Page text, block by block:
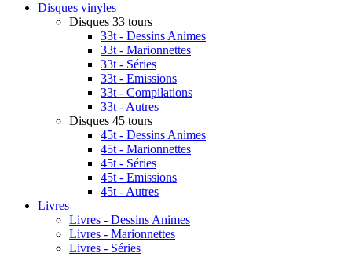
Disques vinyles
Disques 33 tours
33t - Dessins Animes
33t - Marionnettes
33t - Séries
33t - Emissions
33t - Compilations
33t - Autres
Disques 45 tours
45t - Dessins Animes
45t - Marionnettes
45t - Séries
45t - Emissions
45t - Autres
Livres
Livres - Dessins Animes
Livres - Marionnettes
Livres - Séries